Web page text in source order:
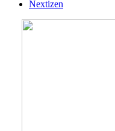
Nextizen